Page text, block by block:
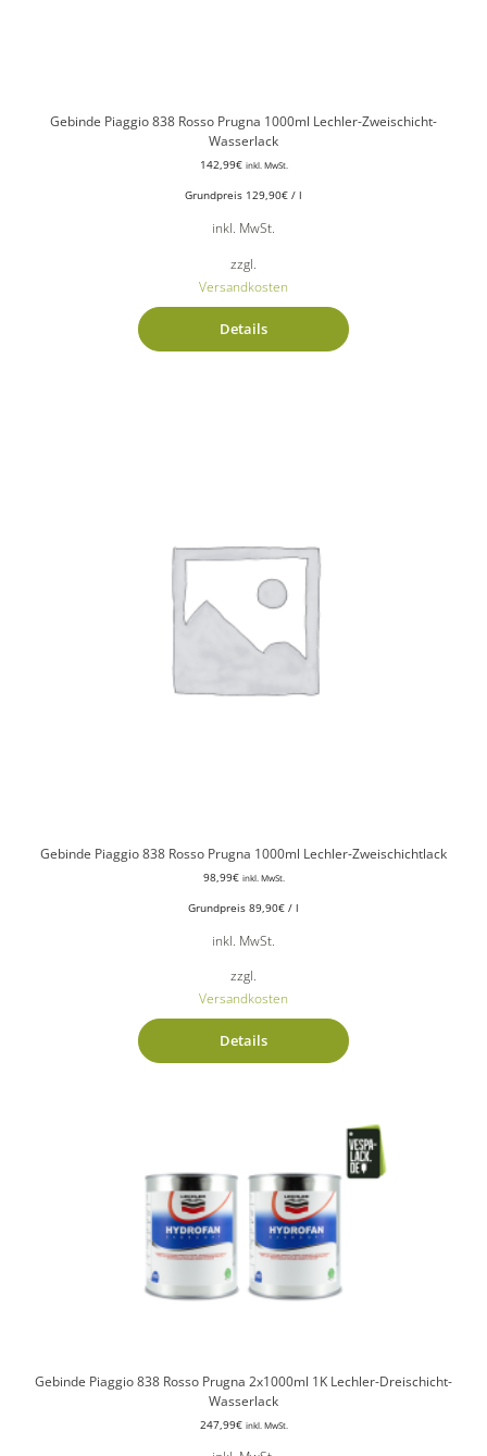
Gebinde Piaggio 838 Rosso Prugna 1000ml Lechler-Zweischicht-
Wasserlack
142,99€ inkl. MwSt.
Grundpreis 129,90€ / l
inkl. MwSt.
zzgl.
Versandkosten
Details
Gebinde Piaggio 838 Rosso Prugna 1000ml Lechler-Zweischichtlack
98,99€ inkl. MwSt.
Grundpreis 89,90€ / l
inkl. MwSt.
zzgl.
Versandkosten
Details
Gebinde Piaggio 838 Rosso Prugna 2x1000ml 1K Lechler-Dreischicht-
Wasserlack
247,99€ inkl. MwSt.